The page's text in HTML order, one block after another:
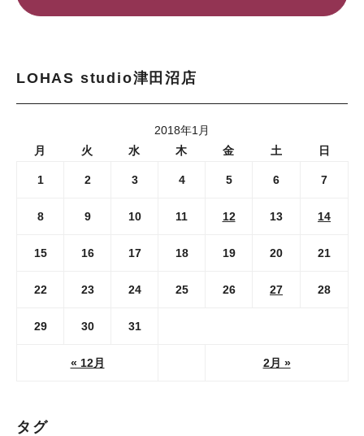
LOHAS studio津田沼店
2018年1月
月
火 水 木 金 土 日
« 12月 2月 »
1 2 3 4 5 6 7
8 9 10 11 12 13 14
15 16 17 18 19 20 21
22 23 24 25 26 27 28
29 30 31
タグ